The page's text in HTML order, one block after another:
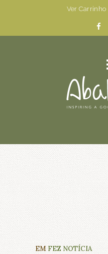
Ver Carrinho
EM FEZ NOTÍCIA